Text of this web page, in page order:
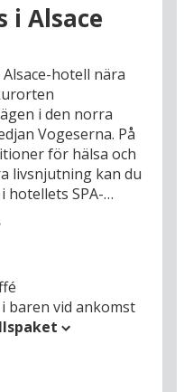
i Alsace
hotell nära
i den norra
Vogeserna. På
för hälsa och
livsnjutning kan du
hotellets SPA-
bastu, saltgrotta
under det
hundraåriga
kyligt Alsace-vin
dukade bordet på
ädla främst vita
baren vid ankomst